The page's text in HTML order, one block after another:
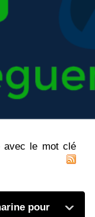
avec le mot clé
pour